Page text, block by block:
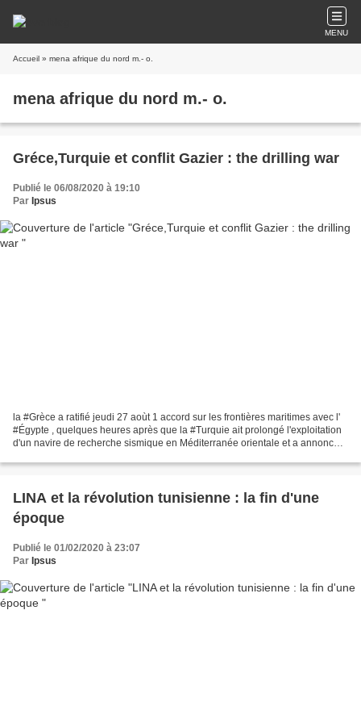
MENU
Accueil » mena afrique du nord m.- o.
mena afrique du nord m.- o.
Gréce,Turquie et conflit Gazier : the drilling war
Publié le 06/08/2020 à 19:10
Par Ipsus
la #Grèce a ratifié jeudi 27 aoùt 1 accord sur les frontières maritimes avec l'
#Égypte , quelques heures après que la #Turquie ait prolongé l'exploitation
d'un navire de recherche sismique en Méditerranée orientale et a annoncé
LINA et la révolution tunisienne : la fin d'une
époque
Publié le 01/02/2020 à 23:07
Par Ipsus